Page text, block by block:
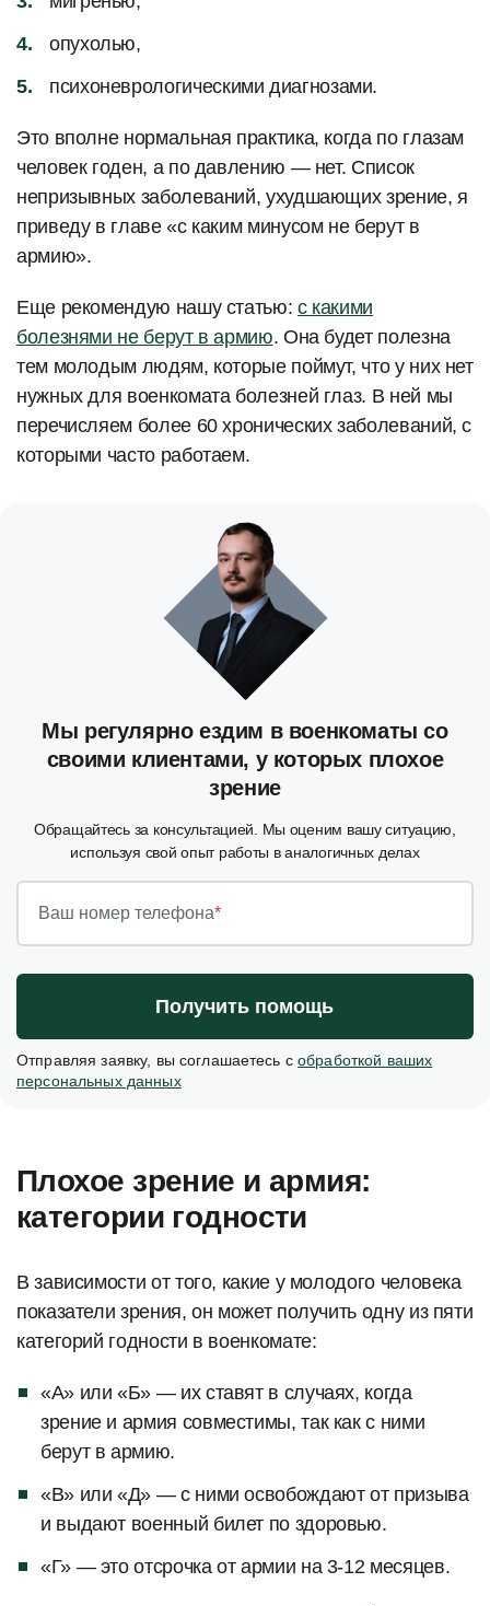
опухолью,
психоневрологическими диагнозами.
Это вполне нормальная практика, когда по глазам
человек годен, а по давлению — нет. Список
непризывных заболеваний, ухудшающих зрение, я
приведу в главе «с каким минусом не берут в
армию».
Еще рекомендую нашу статью: с какими
болезнями не берут в армию. Она будет полезна
тем молодым людям, которые поймут, что у них нет
нужных для военкомата болезней глаз. В ней мы
перечисляем более 60 хронических заболеваний, с
которыми часто работаем.
Мы регулярно ездим в военкоматы со
своими клиентами, у которых плохое
зрение
Обращайтесь за консультацией. Мы оценим вашу ситуацию,
используя свой опыт работы в аналогичных делах
Ваш номер телефона*
Получить помощь
Отправляя заявку, вы соглашаетесь собработкой ваших
персональных данных
Плохое зрение и армия:
категории годности
В зависимости от того, какие у молодого человека
показатели зрения, он может получить одну из пяти
категорий годности в военкомате:
«А» или «Б» — их ставят в случаях, когда
зрение и армия совместимы, так как с ними
берут в армию.
«В» или «Д» — с ними освобождают от призыва
и выдают военный билет по здоровью.
«Г» — это отсрочка от армии на 3-12 месяцев.